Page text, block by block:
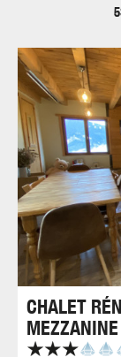
CHALET
MEZZANINE